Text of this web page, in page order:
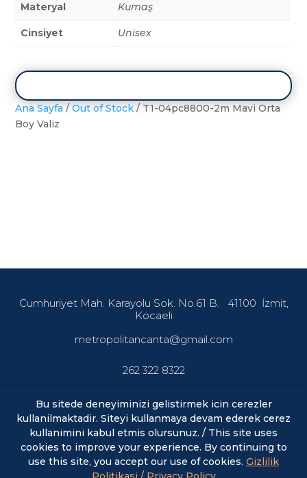
Materyal Kumaş
Cinsiyet Unisex
Ana Sayfa /Out of Stock / T1-04pc8800-2m Mavi Orta
Boy Valiz
Cumhuriyet Mah. Karayolu Sok. No.61 B. 41100 İzmit,
Kocaeli
metropolitancanta@gmail.com
262 322 8322
En son haberler ve fırsatlardan haberdar olmak için abone
olun.
Bu sitede deneyiminizi gelistirmek icin cerezler
kullanilmaktadir. Siteyi kullanmaya devam ederek cerez
kullanimini kabul etmis olursunuz. / This site uses
cookies to improve your experience. By continuing to
use this site, you accept our use of cookies. Gizlilik